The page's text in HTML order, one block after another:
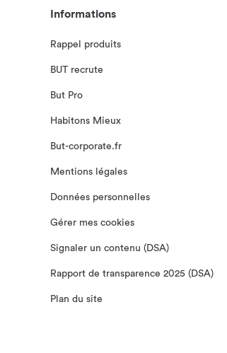
Informations
Rappel produits
BUT recrute
But Pro
Habitons Mieux
But-corporate.fr
Mentions légales
Données personnelles
Gérer mes cookies
Signaler un contenu (DSA)
Rapport de transparence 2025 (DSA)
Plan du site